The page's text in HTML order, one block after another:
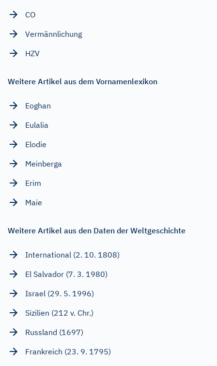
CO
Vermännlichung
HZV
Weitere Artikel aus dem Vornamenlexikon
Eoghan
Eulalia
Elodie
Meinberga
Erim
Maie
Weitere Artikel aus den Daten der Weltgeschichte
International (2. 10. 1808)
El Salvador (7. 3. 1980)
Israel (29. 5. 1996)
Sizilien (212 v. Chr.)
Russland (1697)
Frankreich (23. 9. 1795)